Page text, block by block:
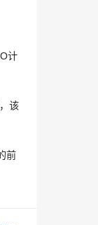
计
该
前